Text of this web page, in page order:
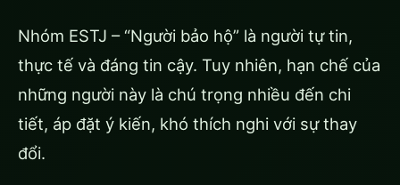
Nhóm ESTJ – “Người bảo hộ” là người tự tin,
thực tế và đáng tin cậy. Tuy nhiên, hạn chế của
những người này là chú trọng nhiều đến chi
tiết, áp đặt ý kiến, khó thích nghi với sự thay
đổi.